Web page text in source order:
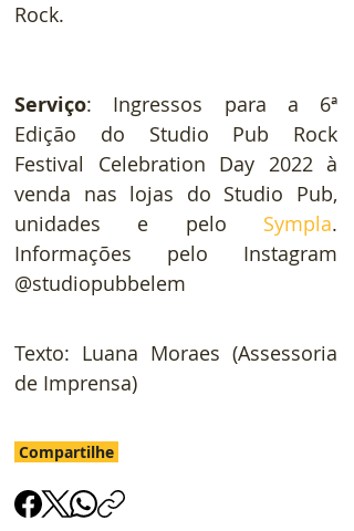
Rock.
Serviço: Ingressos para a 6ª
Edição do Studio Pub Rock
Festival Celebration Day 2022 à
venda nas lojas do Studio Pub,
unidades e pelo Sympla.
Informações pelo Instagram
@studiopubbelem
Texto: Luana Moraes (Assessoria
de Imprensa)
Compartilhe